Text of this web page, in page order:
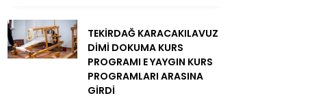
TEKİRDAĞ KARACAKILAVUZ
DİMİ DOKUMA KURS
PROGRAMI E YAYGIN KURS
PROGRAMLARI ARASINA
GİRDİ